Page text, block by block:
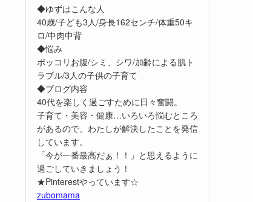
◆ゆずはこんな人
40歳/子ども3人/身長162センチ/体重50キ
ロ/中肉中背
◆悩み
ポッコリお腹/シミ、シワ/加齢による肌ト
ラブル/3人の子供の子育て
◆ブログ内容
40代を楽しく過ごすために日々奮闘。
子育て・美容・健康…いろいろ悩むところ
があるので、わたしが解決したことを発信
しています。
「今が一番最高だぁ！！」と思えるように
過ごしていきましょう！
★Pinterestやっています☆
zubomama